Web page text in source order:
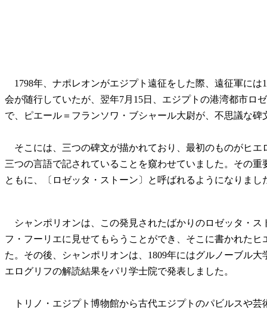
1798年、ナポレオンがエジプト遠征をした際、遠征軍に
会が随行していたが、翌年7月15日、エジプトの港湾都市ロ
で、ピエール＝フランソワ・ブシャール大尉が、不思議な
そこには、三つの碑文が描かれており、最初のものがヒ
三つの言語で記されていることを窺わせていました。その
ともに、〔ロゼッタ・ストーン〕と呼ばれるようになりまし
シャンポリオンは、この発見されたばかりのロゼッタ・
フ・フーリエに見せてもらうことができ、そこに書かれた
た。その後、シャンポリオンは、1809年にはグルノーブル
エログリフの解読結果をパリ学士院で発表しました。
トリノ・エジプト博物館から古代エジプトのパビルスや芸